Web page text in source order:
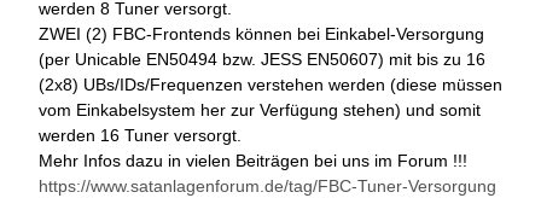
werden 8 Tuner versorgt.
ZWEI (2) FBC-Frontends können bei Einkabel-Versorgung
(per Unicable EN50494 bzw. JESS EN50607) mit bis zu 16
(2x8) UBs/IDs/Frequenzen verstehen werden (diese müssen
vom Einkabelsystem her zur Verfügung stehen) und somit
werden 16 Tuner versorgt.
Mehr Infos dazu in vielen Beiträgen bei uns im Forum !!!
https://www.satanlagenforum.de/tag/FBC-Tuner-Versorgung